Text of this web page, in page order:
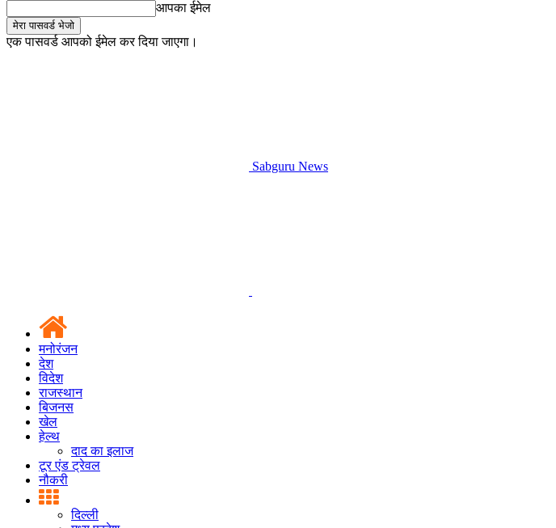
आपका ईमेल
एक पासवर्ड आपको ईमेल कर दिया जाएगा।
Sabguru News
मनोरंजन
देश
विदेश
राजस्थान
बिजनस
खेल
हेल्थ
दाद का इलाज
टूर एंड ट्रेवल
नौकरी
दिल्ली